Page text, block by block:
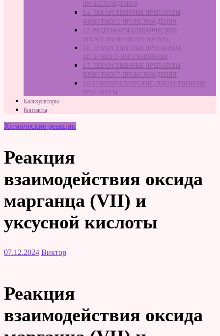
ПРОИСХОЖДЕНИЯ
3.4. ЛЕКАРСТВЕННЫЕ ПРЕПАРАТЫ
ЖИВОТНОГО ПРОИСХОЖДЕНИЯ
3.5. РАДИОФАРМАЦЕВТИЧЕСКИЕ
ЛЕКАРСТВЕННЫЕ ПРЕПАРАТЫ
3.6. ЛЕКАРСТВЕННЫЕ ПРЕПАРАТЫ
АПТЕЧНОГО ИЗГОТОВЛЕНИЯ
3.7. ЛЕКАРСТВЕННЫЕ ПРЕПАРАТЫ
ЖИВОТНОГО ПРОИСХОЖДЕНИЯ
3.8. ГОМЕОПАТИЧЕСКИЕ ЛЕКАРСТВЕННЫЕ
ПРЕПАРАТЫ
Калькуляторы
Контакты
Химические реакции
Реакция
взаимодействия оксида
марганца (VII) и
уксусной кислоты
07.12.2024 Виктор
Реакция
взаимодействия оксида